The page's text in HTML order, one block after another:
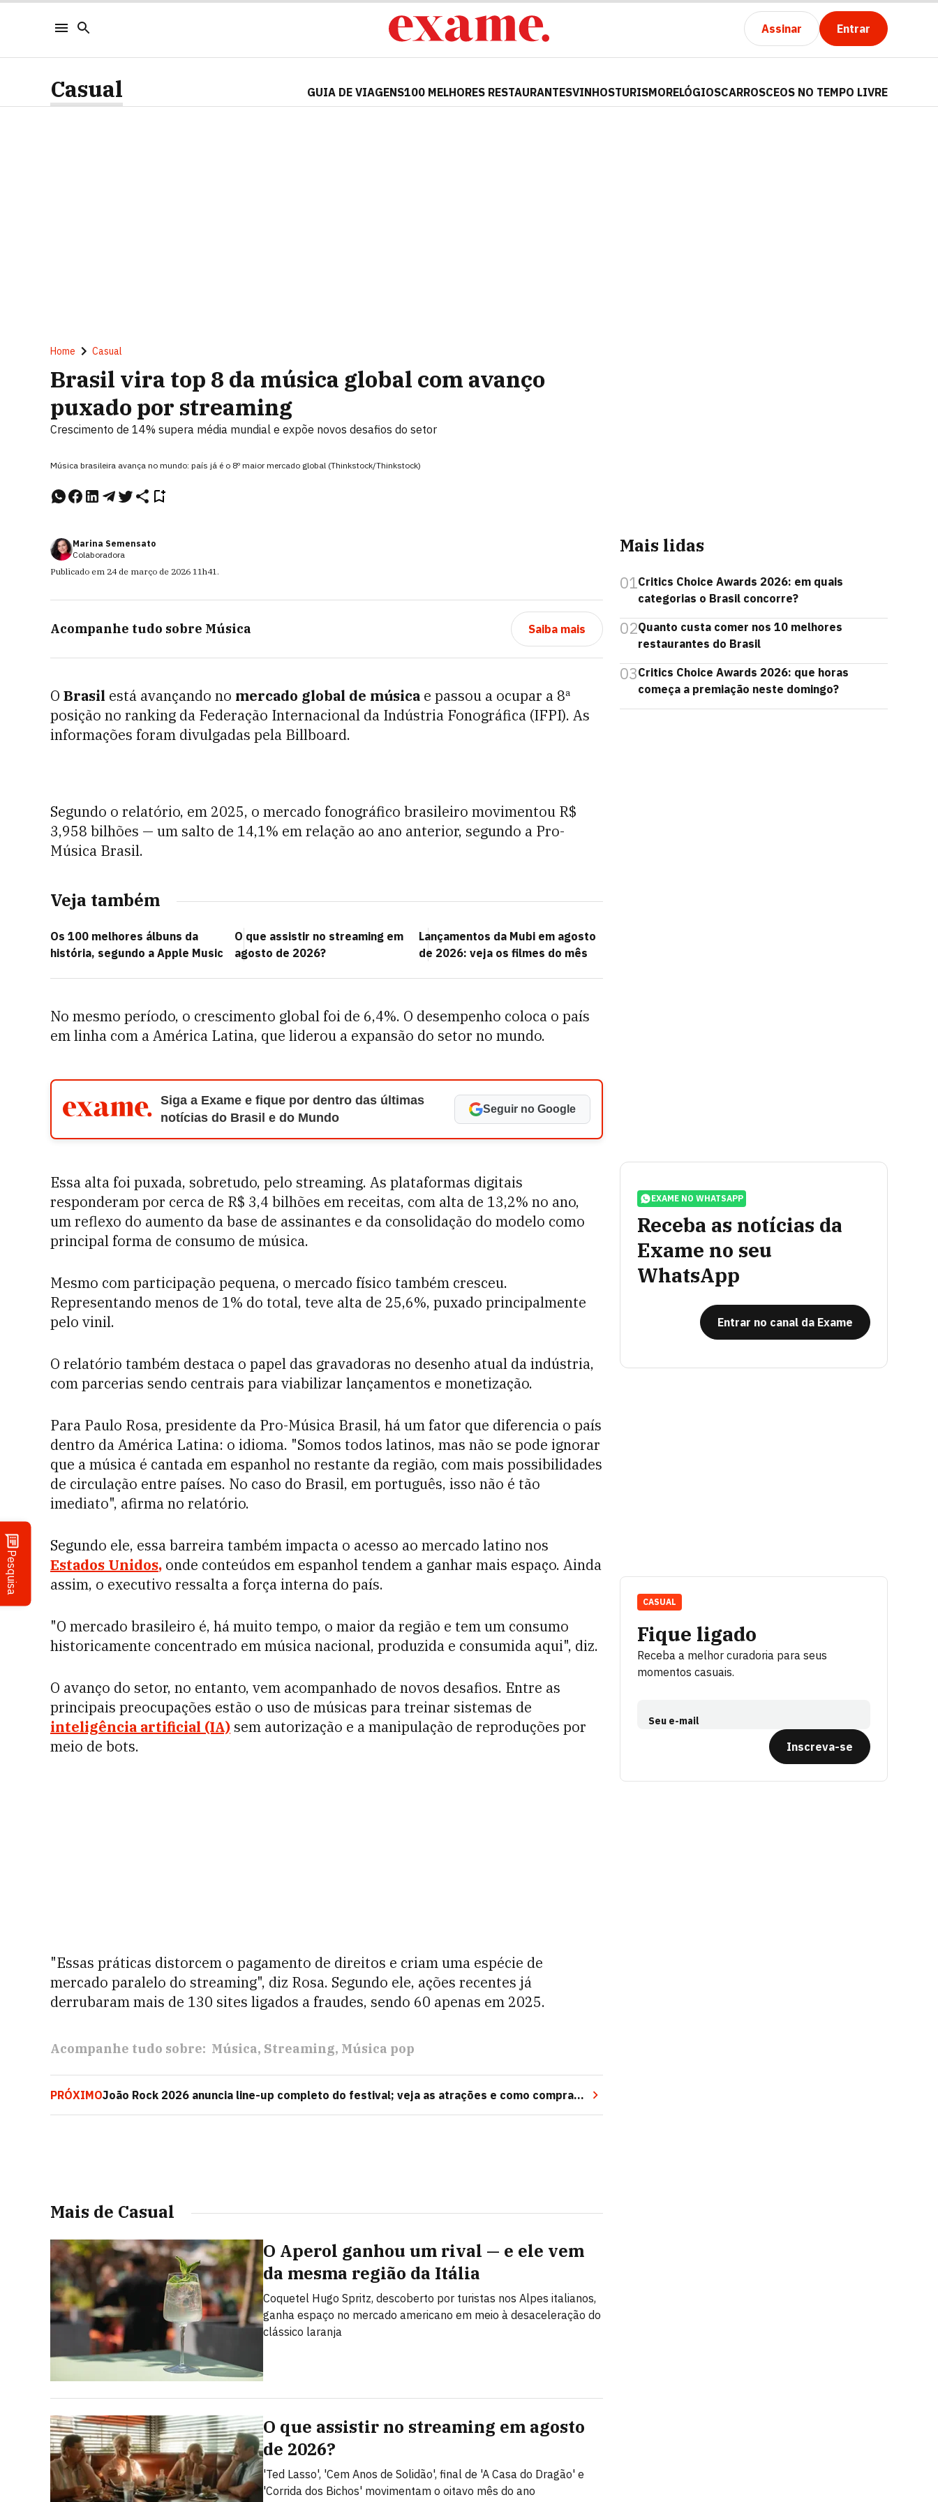
Assinar Entrar
Pesquisa
Casual GUIA DE VIAGENS100 MELHORES RESTAURANTESVINHOSTURISMORELÓGIOSCARROSCEOS NO TEMPO LIVRE
Home Casual
Brasil vira top 8 da música global com avanço
puxado por streaming
Crescimento de 14% supera média mundial e expõe novos desafios do setor
Música brasileira avança no mundo: país já é o 8º maior mercado global (Thinkstock/Thinkstock)
Marina Semensato
Colaboradora
Publicado em 24 de março de 2026 11h41.
Acompanhe tudo sobre Música Saiba mais
O Brasil está avançando no mercado global de música e passou a ocupar a 8ª
posição no ranking da Federação Internacional da Indústria Fonográfica (IFPI). As
informações foram divulgadas pela Billboard.
Segundo o relatório, em 2025, o mercado fonográfico brasileiro movimentou R$
3,958 bilhões — um salto de 14,1% em relação ao ano anterior, segundo a Pro-
Música Brasil.
Veja também
Os 100 melhores álbuns da
história, segundo a Apple Music
O que assistir no streaming em
agosto de 2026?
Lançamentos da Mubi em agosto
de 2026: veja os filmes do mês
No mesmo período, o crescimento global foi de 6,4%. O desempenho coloca o país
em linha com a América Latina, que liderou a expansão do setor no mundo.
Siga a Exame e fique por dentro das últimas
notícias do Brasil e do Mundo
Seguir no Google
Essa alta foi puxada, sobretudo, pelo streaming. As plataformas digitais
responderam por cerca de R$ 3,4 bilhões em receitas, com alta de 13,2% no ano,
um reflexo do aumento da base de assinantes e da consolidação do modelo como
principal forma de consumo de música.
Mesmo com participação pequena, o mercado físico também cresceu.
Representando menos de 1% do total, teve alta de 25,6%, puxado principalmente
pelo vinil.
O relatório também destaca o papel das gravadoras no desenho atual da indústria,
com parcerias sendo centrais para viabilizar lançamentos e monetização.
Para Paulo Rosa, presidente da Pro-Música Brasil, há um fator que diferencia o país
dentro da América Latina: o idioma. "Somos todos latinos, mas não se pode ignorar
que a música é cantada em espanhol no restante da região, com mais possibilidades
de circulação entre países. No caso do Brasil, em português, isso não é tão
imediato", afirma no relatório.
Segundo ele, essa barreira também impacta o acesso ao mercado latino nos
Estados Unidos, onde conteúdos em espanhol tendem a ganhar mais espaço. Ainda
assim, o executivo ressalta a força interna do país.
"O mercado brasileiro é, há muito tempo, o maior da região e tem um consumo
historicamente concentrado em música nacional, produzida e consumida aqui", diz.
O avanço do setor, no entanto, vem acompanhado de novos desafios. Entre as
principais preocupações estão o uso de músicas para treinar sistemas de
inteligência artificial (IA) sem autorização e a manipulação de reproduções por
meio de bots.
"Essas práticas distorcem o pagamento de direitos e criam uma espécie de
mercado paralelo do streaming", diz Rosa. Segundo ele, ações recentes já
derrubaram mais de 130 sites ligados a fraudes, sendo 60 apenas em 2025.
Acompanhe tudo sobre: Música Streaming Música pop
PRÓXIMOJoão Rock 2026 anuncia line-up completo do festival; veja as atrações e como comprar
ingressos
Mais de Casual
O Aperol ganhou um rival — e ele vem
da mesma região da Itália
Coquetel Hugo Spritz, descoberto por turistas nos Alpes italianos,
ganha espaço no mercado americano em meio à desaceleração do
clássico laranja
O que assistir no streaming em agosto
de 2026?
'Ted Lasso', 'Cem Anos de Solidão', final de 'A Casa do Dragão' e
'Corrida dos Bichos' movimentam o oitavo mês do ano
Mais lidas
01Critics Choice Awards 2026: em quais
categorias o Brasil concorre?
02Quanto custa comer nos 10 melhores
restaurantes do Brasil
03Critics Choice Awards 2026: que horas
começa a premiação neste domingo?
EXAME NO WHATSAPP
Receba as notícias da
Exame no seu
WhatsApp
Entrar no canal da Exame
Fique ligado
Receba a melhor curadoria para seus
momentos casuais.
Seu e-mail
Inscreva-se
CASUAL